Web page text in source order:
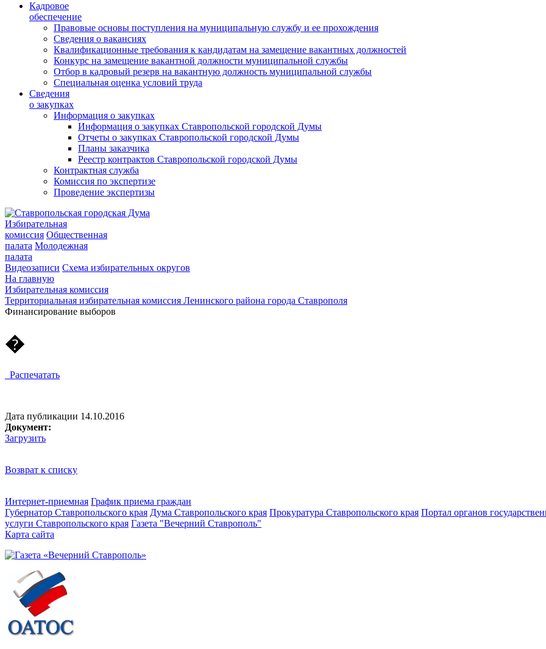
Кадровое
обеспечение
Правовые основы поступления на муниципальную службу и ее прохождения
Сведения о вакансиях
Квалификационные требования к кандидатам на замещение вакантных должностей
Конкурс на замещение вакантной должности муниципальной службы
Отбор в кадровый резерв на вакантную должность муниципальной службы
Специальная оценка условий труда
Сведения
о закупках
Информация о закупках
Информация о закупках Ставропольской городской Думы
Отчеты о закупках Ставропольской городской Думы
Планы заказчика
Реестр контрактов Ставропольской городской Думы
Контрактная служба
Комиссия по экспертизе
Проведение экспертизы
Избирательная
комиссия Общественная
палата Молодежная
палата
Видеозаписи Схема избирательных округов
На главную
Избирательная комиссия
Территориальная избирательная комиссия Ленинского района города Ставрополя
Финансирование выборов
�
Распечатать
Дата публикации 14.10.2016
Документ:
Загрузить
Возврат к списку
Интернет-приемная График приема граждан
Губернатор Ставропольского края Дума Ставропольского края Прокуратура Ставропольского края Портал органов
услуги Ставропольского края Газета "Вечерний Ставрополь"
Карта сайта